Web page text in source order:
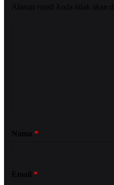
Alamat email Anda tidak akan
Nama *
Email *